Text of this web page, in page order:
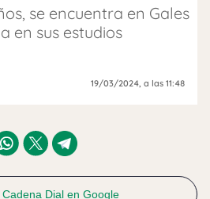
se encuentra en Gales
en sus estudios
19/03/2024 , a las 11:48
Dial en Google